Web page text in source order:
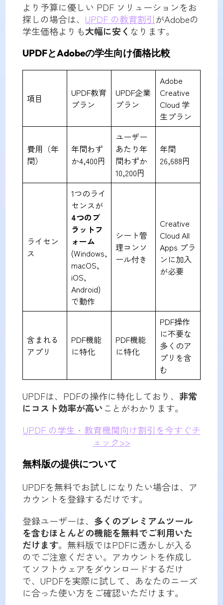
より予算に優しい PDF ソリューションをお
探しの場合は、 UPDF の教育割引がAdobeの
学生価格よりも大幅に安く なります。
UPDFとAdobeの学生向け価格比較
項目
UPDF教育
プラン
UPDF企業
プラン
Adobe
Creative
Cloud 学
生プラン
費用（年
間）
年間わず
か4,400円
ユーザー
あたり年
間わずか
10,200円
年間
26,688円
ライセン
ス
1つのライ
センスが
4つのプ
ラットフ
ォーム
(Windows,
macOS,
iOS,
Android)
で動作
シート管
理コンソ
ール付き
Creative
Cloud All
Apps プラ
ンに加入
が必要
含まれる
アプリ
PDF機能
に特化
PDF機能
に特化
PDF操作
に不要な
多くのア
プリを含
む
UPDFは、PDFの操作に特化しており、 非常
にコスト効率が高いことがわかります。
UPDF の学生・教育機関向け割引を今すぐチ
ェック>>
無料版の提供について
UPDFを無料でお試しになりたい場合は、ア
カウントを登録するだけです。
登録ユーザーは、 多くのプレミアムツール
を含むほとんどの機能を無料でご利用いた
だけます。無料版ではPDFに透かしが入る
のでご注意ください。アカウントを作成し
てソフトウェアをダウンロードするだけ
で、UPDFを実際に試して、あなたのニーズ
に合った使い方をご確認いただけます。